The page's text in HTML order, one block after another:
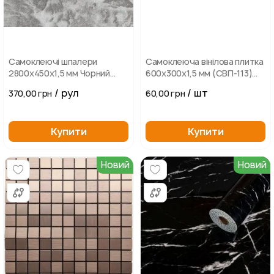
Самоклеючі шпалери
2800х450х1,5 мм Чорний
370,00 грн / рул
Купити
Самоклеюча вінілова плитка
600х300х1,5 мм (СВП-113)
60,00 грн / шт
Купити
Новий Новий